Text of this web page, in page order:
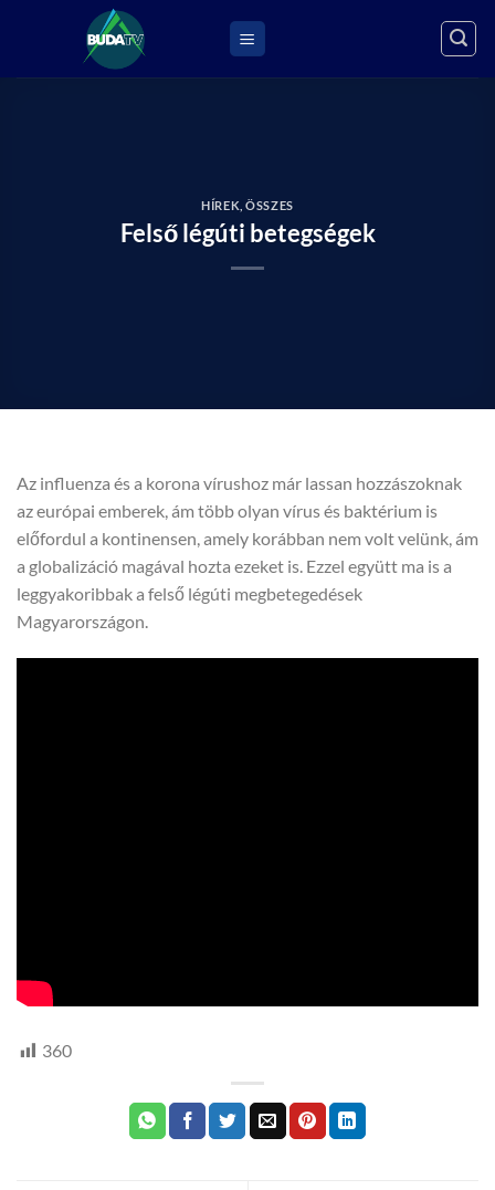
HÍREK ,ÖSSZES
Felső légúti betegségek
Az influenza és a korona vírushoz már lassan hozzászoknak
az európai emberek, ám több olyan vírus és baktérium is
előfordul a kontinensen, amely korábban nem volt velünk, ám
a globalizáció magával hozta ezeket is. Ezzel együtt ma is a
leggyakoribbak a felső légúti megbetegedések
Magyarországon.
360